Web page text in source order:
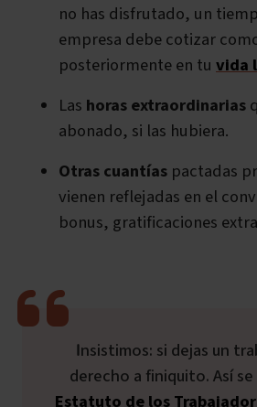
no has disfrutado, un
empresa debe cotizar
posteriormente en tu vida
Las horas extraordinarias
abonado, si las hubiera.
Otras cuantías pactadas
vienen reflejadas en el
bonus, gratificaciones
Insistimos: si dejas un trabajo tienes
derecho a finiquito. Así se
Estatuto de los